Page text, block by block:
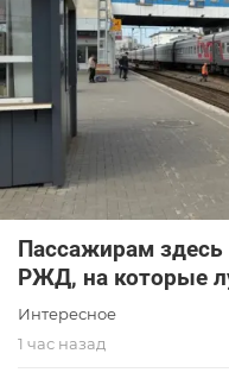
Пассажирам
РЖД, на которые
Интересное
1 час назад